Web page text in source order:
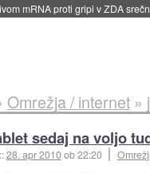
začel predvajati reklame::
Omrežja / internet»
sedaj na voljo
::28. apr 2010ob 22:20